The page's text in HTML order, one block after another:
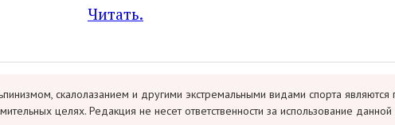
Читать.
скалолазанием и другими экстремальными видами спорта
целях. Редакция не несет ответственности за использование